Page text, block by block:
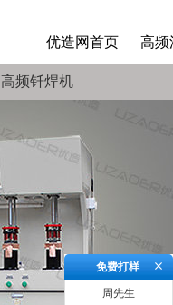
优造网首页 高频
高频钎焊机
免费打样
周先生